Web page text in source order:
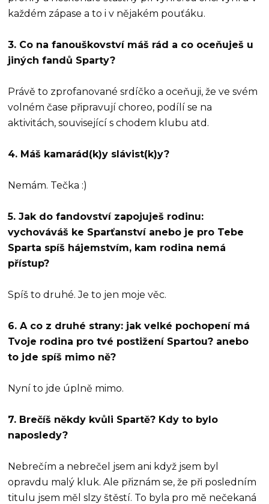
každém zápase a to i v nějakém pouťáku.
3. Co na fanouškovství máš rád a co oceňuješ u
jiných fandů Sparty?
Právě to zprofanované srdíčko a oceňuji, že ve svém
volném čase připravují choreo, podílí se na
aktivitách, související s chodem klubu atd.
4. Máš kamarád(k)y slávist(k)y?
Nemám. Tečka :)
5. Jak do fandovství zapojuješ rodinu:
vychováváš ke Sparťanství anebo je pro Tebe
Sparta spíš hájemstvím, kam rodina nemá
přístup?
Spíš to druhé. Je to jen moje věc.
6. A co z druhé strany: jak velké pochopení má
Tvoje rodina pro tvé postižení Spartou? anebo
to jde spíš mimo ně?
Nyní to jde úplně mimo.
7. Brečíš někdy kvůli Spartě? Kdy to bylo
naposledy?
Nebrečím a nebrečel jsem ani když jsem byl
opravdu malý kluk. Ale přiznám se, že při posledním
titulu jsem měl slzy štěstí. To byla pro mě nečekaná